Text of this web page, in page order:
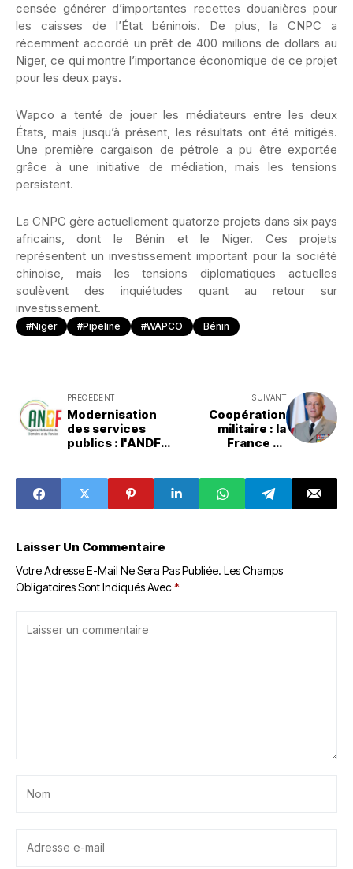
censée générer d’importantes recettes douanières pour
les caisses de l’État béninois. De plus, la CNPC a
récemment accordé un prêt de 400 millions de dollars au
Niger, ce qui montre l’importance économique de ce projet
pour les deux pays.
Wapco a tenté de jouer les médiateurs entre les deux
États, mais jusqu’à présent, les résultats ont été mitigés.
Une première cargaison de pétrole a pu être exportée
grâce à une initiative de médiation, mais les tensions
persistent.
La CNPC gère actuellement quatorze projets dans six pays
africains, dont le Bénin et le Niger. Ces projets
représentent un investissement important pour la société
chinoise, mais les tensions diplomatiques actuelles
soulèvent des inquiétudes quant au retour sur
investissement.
#Niger #Pipeline #WAPCO Bénin
PRÉCÉDENT
Modernisation
des services
publics : l'ANDF
documents
fonciers
SUIVANT
Coopération
militaire : la
France et
liens
Laisser Un Commentaire
Votre Adresse E-Mail Ne Sera Pas Publiée. Les Champs
Obligatoires Sont Indiqués Avec*